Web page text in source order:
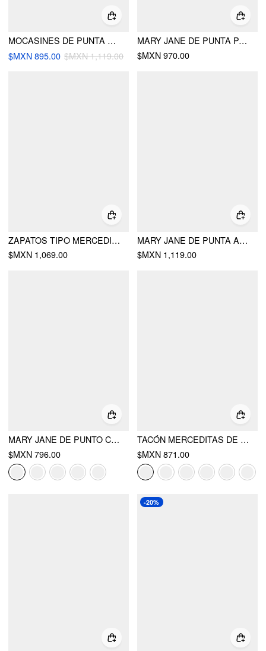
MOCASINES DE PUNTA REDONDA CON CORDONES
$MXN 895.00 $MXN 1,119.00
MARY JANE DE PUNTA PARTIDA TIPO BUCKET
$MXN 970.00
ZAPATOS TIPO MERCEDITAS CON BORDADO FLORAL
$MXN 1,069.00
MARY JANE DE PUNTA ABERTA CON LAZO
$MXN 1,119.00
MARY JANE DE PUNTO CON DOBLE TIRANTE
$MXN 796.00
TACÓN MERCEDITAS DE SATIN CON MOÑO
$MXN 871.00
-20%